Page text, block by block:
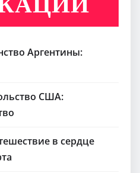
Аргентины:
США:
в сердце